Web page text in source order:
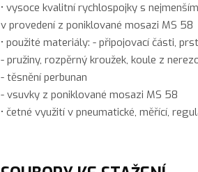
• vysoce kvalitní rychlospojky s
v provedení z poniklované mosazi MS 58
• použité materiály: - připojovací části,
- pružiny, rozpěrný kroužek, koule z
- těsnění perbunan
- vsuvky z poniklované mosazi MS 58
• četné využití v pneumatické, měřící,